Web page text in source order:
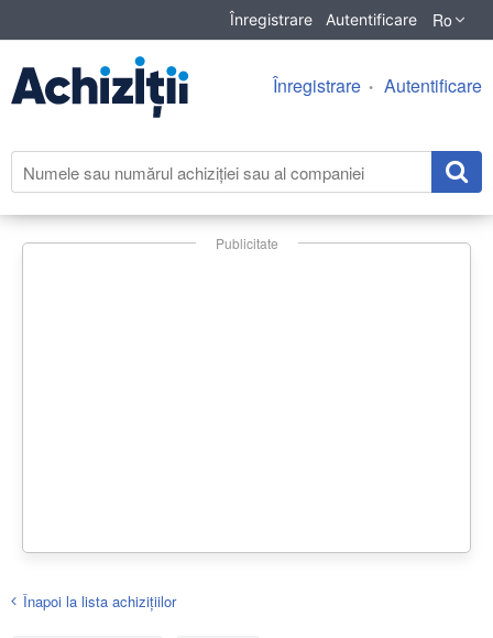
Înregistrare Autentificare Ro
Înregistrare Autentificare
Publicitate
Înapoi la lista achiziţiilor